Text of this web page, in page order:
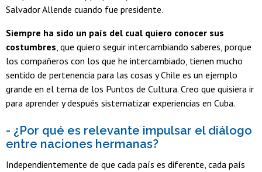
Salvador Allende cuando fue presidente.
Siempre ha sido un país del cual quiero conocer sus
costumbres , que quiero seguir intercambiando saberes, porque
los compañeros con los que he intercambiado, tienen mucho
sentido de pertenencia para las cosas y Chile es un ejemplo
grande en el tema de los Puntos de Cultura. Creo que quisiera ir
para aprender y después sistematizar experiencias en Cuba.
- ¿Por qué es relevante impulsar el diálogo
entre naciones hermanas?
Independientemente de que cada país es diferente, cada país